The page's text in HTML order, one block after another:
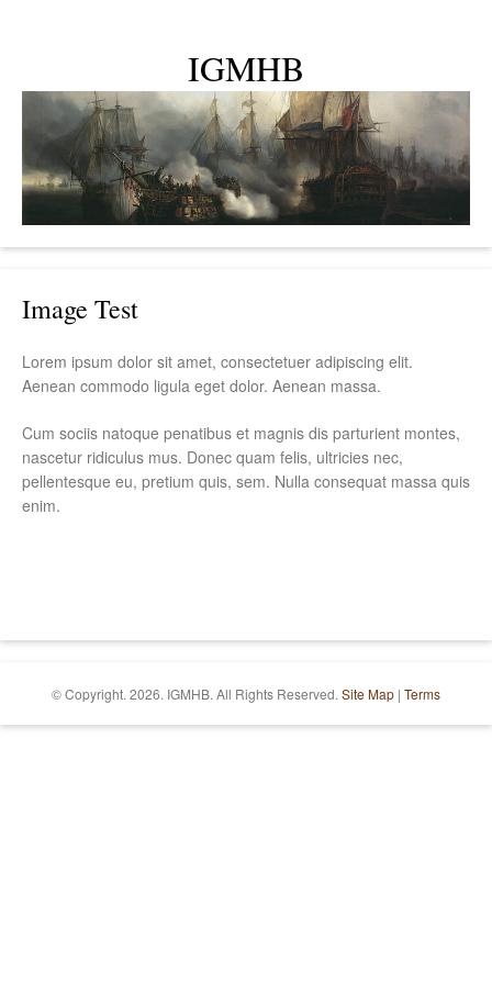
IGMHB
Menu
Skip to content
Image Test
Lorem ipsum dolor sit amet, consectetuer adipiscing elit.
Aenean commodo ligula eget dolor. Aenean massa.
Cum sociis natoque penatibus et magnis dis parturient montes,
nascetur ridiculus mus. Donec quam felis, ultricies nec,
pellentesque eu, pretium quis, sem. Nulla consequat massa quis
enim.
© Copyright. 2026. IGMHB. All Rights Reserved. Site Map | Terms